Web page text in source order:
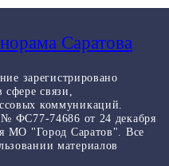
Саратова
зарегистрировано
связи,
коммуникаций.
ФС77-74686 от 24 декабря
МО "Город Саратов". Все
материалов